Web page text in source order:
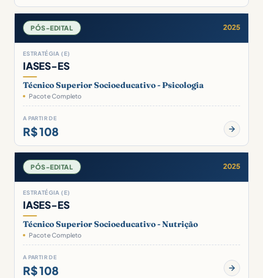
PÓS-EDITAL 2025
ESTRATÉGIA (E)
IASES-ES
Técnico Superior Socioeducativo - Psicologia
Pacote Completo
A PARTIR DE
R$ 108
PÓS-EDITAL 2025
ESTRATÉGIA (E)
IASES-ES
Técnico Superior Socioeducativo - Nutrição
Pacote Completo
A PARTIR DE
R$ 108